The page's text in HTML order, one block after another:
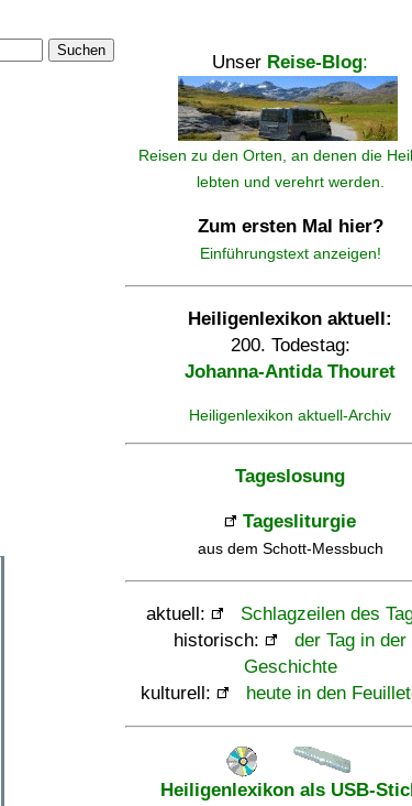
Suchen
Unser Reise-Blog:
Reisen zu den Orten, an denen die
lebten und verehrt werden.
Zum ersten Mal hier?
Einführungstext anzeigen!
Heiligenlexikon aktuell:
200. Todestag:
Johanna-Antida Thouret
Heiligenlexikon aktuell-Archiv
Tageslosung
Tagesliturgie
aus dem Schott-Messbuch
aktuell:
Schlagzeilen des
historisch:
der Tag in der
Geschichte
kulturell:
heute in den
Heiligenlexikon als USB-